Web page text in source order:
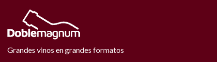
Grandes vinos en grandes formatos